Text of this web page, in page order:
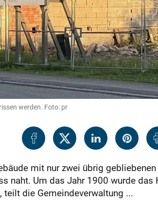
werden. Foto: pr
mit nur zwei übrig
naht. Um das Jahr 1900 wurde das
die Gemeindeverwaltung ...